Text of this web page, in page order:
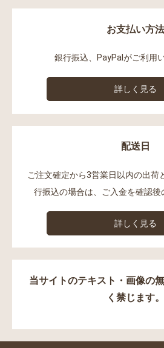
お支払い方法
銀行振込、PayPalがご利用
詳しく見る
配送日
ご注文確定から3営業日以内の出荷
行振込の場合は、ご入金を確認後
詳しく見る
当サイトのテキスト・画像の
く禁じます。